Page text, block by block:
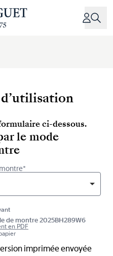
ci-dessous.
le mode
de montre 2025BH289W6
en PDF
imprimée envoyée